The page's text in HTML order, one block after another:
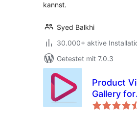
kannst.
Syed Balkhi
30.000+ aktive
Getestet mit 7.0.3
Product
Gallery for